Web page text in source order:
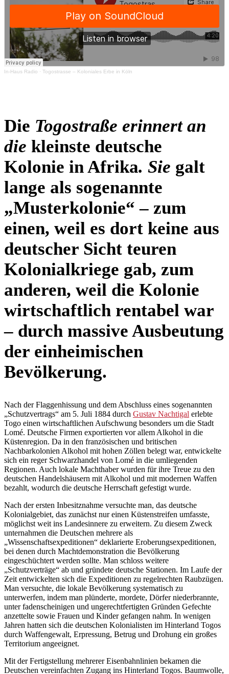
In-Haus Radio · Togostrasse – Koloniales Erbe in Köln
Die Togostraße erinnert an
die kleinste deutsche
Kolonie in Afrika. Sie galt
lange als sogenannte
„Musterkolonie“ – zum
einen, weil es dort keine aus
deutscher Sicht teuren
Kolonialkriege gab, zum
anderen, weil die Kolonie
wirtschaftlich rentabel war
– durch massive Ausbeutung
der einheimischen
Bevölkerung.
Nach der Flaggenhissung und dem Abschluss eines sogenannten
„Schutzvertrags“ am 5. Juli 1884 durch Gustav Nachtigal erlebte
Togo einen wirtschaftlichen Aufschwung besonders um die Stadt
Lomé. Deutsche Firmen exportierten vor allem Alkohol in die
Küstenregion. Da in den französischen und britischen
Nachbarkolonien Alkohol mit hohen Zöllen belegt war, entwickelte
sich ein reger Schwarzhandel von Lomé in die umliegenden
Regionen. Auch lokale Machthaber wurden für ihre Treue zu den
deutschen Handelshäusern mit Alkohol und mit modernen Waffen
bezahlt, wodurch die deutsche Herrschaft gefestigt wurde.
Nach der ersten Inbesitznahme versuchte man, das deutsche
Kolonialgebiet, das zunächst nur einen Küstenstreifen umfasste,
möglichst weit ins Landesinnere zu erweitern. Zu diesem Zweck
unternahmen die Deutschen mehrere als
„Wissenschaftsexpeditionen“ deklarierte Eroberungsexpeditionen,
bei denen durch Machtdemonstration die Bevölkerung
eingeschüchtert werden sollte. Man schloss weitere
„Schutzverträge“ ab und gründete deutsche Stationen. Im Laufe der
Zeit entwickelten sich die Expeditionen zu regelrechten Raubzügen.
Man versuchte, die lokale Bevölkerung systematisch zu
unterwerfen, indem man plünderte, mordete, Dörfer niederbrannte,
unter fadenscheinigen und ungerechtfertigten Gründen Gefechte
anzettelte sowie Frauen und Kinder gefangen nahm. In wenigen
Jahren hatten sich die deutschen Kolonialisten im Hinterland Togos
durch Waffengewalt, Erpressung, Betrug und Drohung ein großes
Territorium angeeignet.
Mit der Fertigstellung mehrerer Eisenbahnlinien bekamen die
Deutschen vereinfachten Zugang ins Hinterland Togos. Baumwolle,